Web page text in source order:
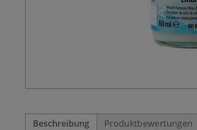
Beschreibung Produktbewertungen